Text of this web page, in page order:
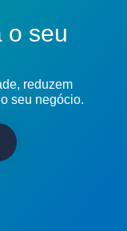
o seu
reduzem
seu negócio.